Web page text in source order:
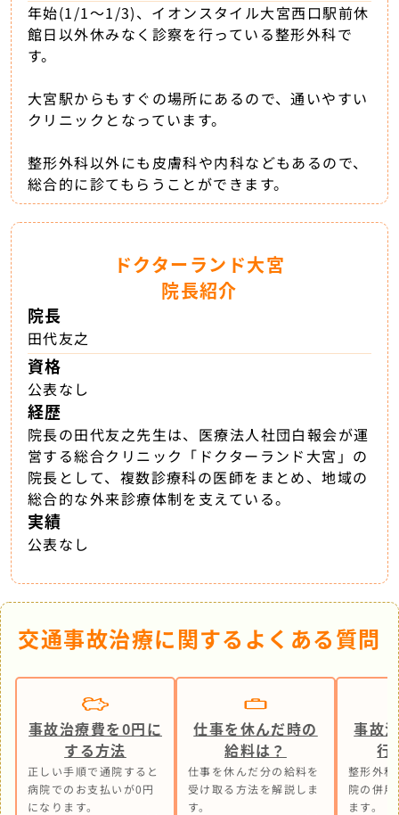
年始(1/1～1/3)、イオンスタイル大宮西口駅前休
館日以外休みなく診察を行っている整形外科で
す。
大宮駅からもすぐの場所にあるので、通いやすい
クリニックとなっています。
整形外科以外にも皮膚科や内科などもあるので、
総合的に診てもらうことができます。
ドクターランド大宮
院長紹介
院長
田代友之
資格
公表なし
経歴
院長の田代友之先生は、医療法人社団白報会が運
営する総合クリニック「ドクターランド大宮」の
院長として、複数診療科の医師をまとめ、地域の
総合的な外来診療体制を支えている。
実績
公表なし
交通事故治療に関するよくある質問
事故治療費を0円に
する方法
正しい手順で通院すると
病院でのお支払いが0円
になります。
仕事を休んだ時の
給料は？
仕事を休んだ分の給料を
受け取る方法を解説しま
す。
事故
行
整形外
院の併
ます。